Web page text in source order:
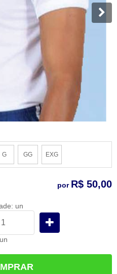
G GG EXG
por R$ 50,00
un
un